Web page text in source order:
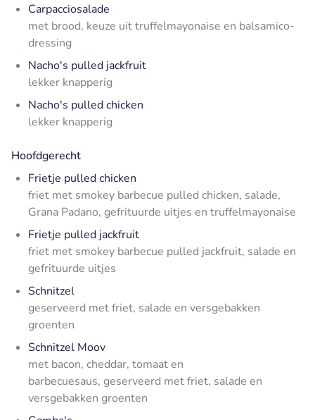
Carpacciosalade
met brood, keuze uit truffelmayonaise en balsamico-
dressing
Nacho's pulled jackfruit
lekker knapperig
Nacho's pulled chicken
lekker knapperig
Hoofdgerecht
Frietje pulled chicken
friet met smokey barbecue pulled chicken, salade,
Grana Padano, gefrituurde uitjes en truffelmayonaise
Frietje pulled jackfruit
friet met smokey barbecue pulled jackfruit, salade en
gefrituurde uitjes
Schnitzel
geserveerd met friet, salade en versgebakken
groenten
Schnitzel Moov
met bacon, cheddar, tomaat en
barbecuesaus, geserveerd met friet, salade en
versgebakken groenten